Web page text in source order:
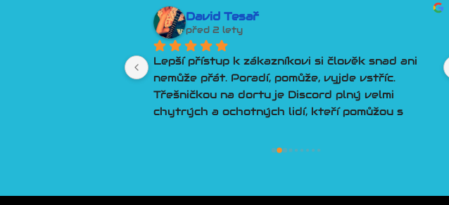
David Tesař
před 2 lety
Lepší přístup k zákazníkovi si člověk snad ani
nemůže přát. Poradí, pomůže, vyjde vstříc.
Třešničkou na dortu je Discord plný velmi
chytrých a ochotných lidí, kteří pomůžou s